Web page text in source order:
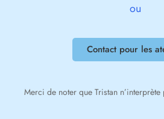
ou
Contact pour les
Merci de noter que Tristan